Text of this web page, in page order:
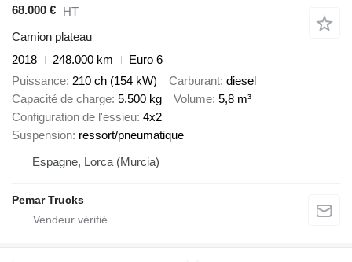
68.000 € HT
Camion plateau
2018
248.000 km
Euro 6
Puissance 210 ch (154 kW) Carburant diesel
Capacité de charge 5.500 kg Volume 5,8 m³
Configuration de l'essieu 4x2
Suspension ressort/pneumatique
Espagne, Lorca (Murcia)
Pemar Trucks